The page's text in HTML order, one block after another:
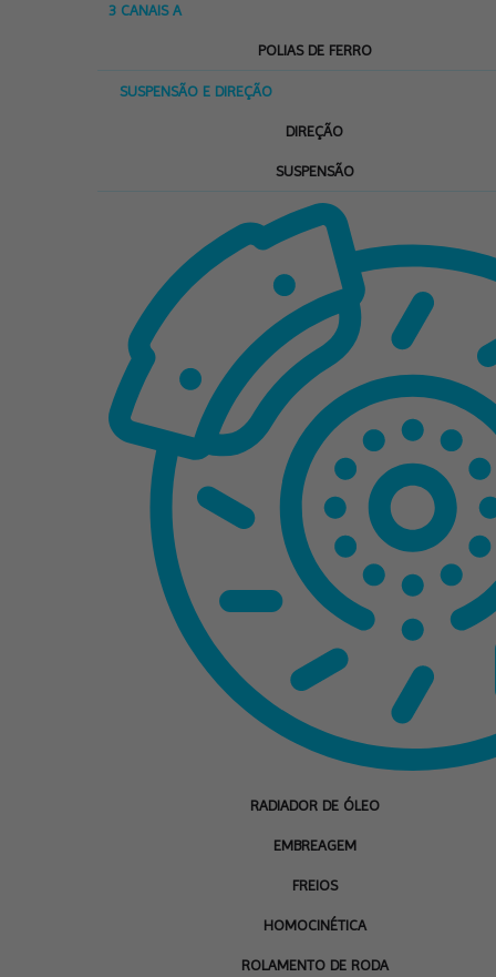
3 CANAIS A
POLIAS DE FERRO
SUSPENSÃO E DIREÇÃO
DIREÇÃO
SUSPENSÃO
RADIADOR DE ÓLEO
EMBREAGEM
FREIOS
HOMOCINÉTICA
ROLAMENTO DE RODA